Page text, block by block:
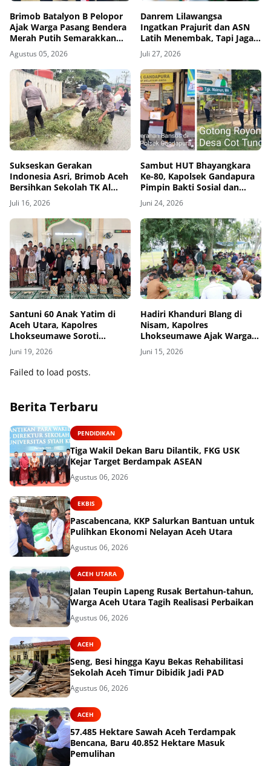
Brimob Batalyon B Pelopor
Ajak Warga Pasang Bendera
Merah Putih Semarakkan
HUT Kemerdekaan RI Ke-81
Agustus 05, 2026
Danrem Lilawangsa
Ingatkan Prajurit dan ASN
Latih Menembak, Tapi Jaga
Kesehatan dan Hindari
Pelanggaran
Juli 27, 2026
Sukseskan Gerakan
Indonesia Asri, Brimob Aceh
Bersihkan Sekolah TK Al
Jabal Nur
Juli 16, 2026
Sambut HUT Bhayangkara
Ke-80, Kapolsek Gandapura
Pimpin Bakti Sosial dan
Salurkan Bantuan untuk
Masyarakat
Juni 24, 2026
Santuni 60 Anak Yatim di
Aceh Utara, Kapolres
Lhokseumawe Soroti
Dukungan Pendidikan
Juni 19, 2026
Hadiri Khanduri Blang di
Nisam, Kapolres
Lhokseumawe Ajak Warga
Jaga Kamtibmas dan
Ketahanan Pangan
Juni 15, 2026
Failed to load posts.
Berita Terbaru
PENDIDIKAN
Tiga Wakil Dekan Baru Dilantik, FKG USK
Kejar Target Berdampak ASEAN
Agustus 06, 2026
EKBIS
Pascabencana, KKP Salurkan Bantuan untuk
Pulihkan Ekonomi Nelayan Aceh Utara
Agustus 06, 2026
ACEH UTARA
Jalan Teupin Lapeng Rusak Bertahun-tahun,
Warga Aceh Utara Tagih Realisasi Perbaikan
Agustus 06, 2026
ACEH
Seng, Besi hingga Kayu Bekas Rehabilitasi
Sekolah Aceh Timur Dibidik Jadi PAD
Agustus 06, 2026
ACEH
57.485 Hektare Sawah Aceh Terdampak
Bencana, Baru 40.852 Hektare Masuk
Pemulihan